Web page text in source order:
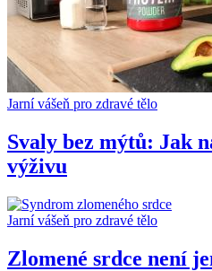
Jarní vášeň pro zdravé tělo
Svaly bez mýtů: Jak
výživu
Jarní vášeň pro zdravé tělo
Zlomené srdce není